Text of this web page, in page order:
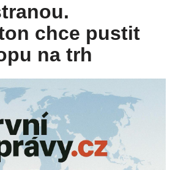
chce pustit
na trh